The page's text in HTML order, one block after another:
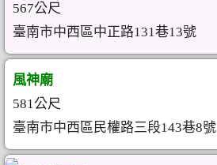
567公尺
臺南市中西區中正路131巷13號
風神廟
581公尺
臺南市中西區民權路三段143巷8號